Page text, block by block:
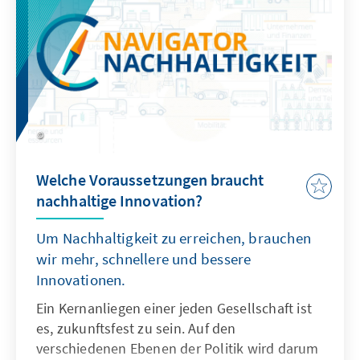
Welche Voraussetzungen braucht
nachhaltige Innovation?
Um Nachhaltigkeit zu erreichen, brauchen
wir mehr, schnellere und bessere
Innovationen.
Ein Kernanliegen einer jeden Gesellschaft ist
es, zukunftsfest zu sein. Auf den
verschiedenen Ebenen der Politik wird darum